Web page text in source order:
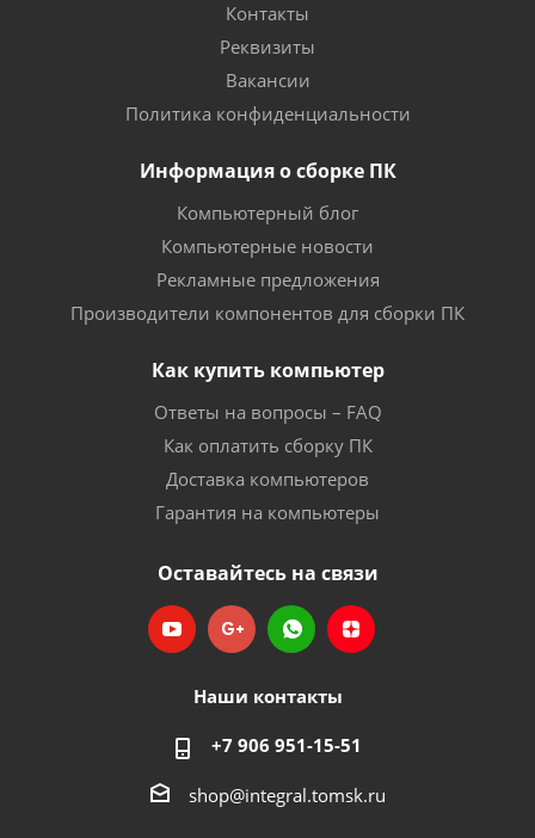
Контакты
Реквизиты
Вакансии
Политика конфиденциальности
Информация о сборке ПК
Компьютерный блог
Компьютерные новости
Рекламные предложения
Производители компонентов для сборки ПК
Как купить компьютер
Ответы на вопросы – FAQ
Как оплатить сборку ПК
Доставка компьютеров
Гарантия на компьютеры
Оставайтесь на связи
Наши контакты
+7 906 951-15-51
shop@integral.tomsk.ru